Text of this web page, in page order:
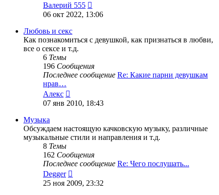
Валерий 555
к
06 окт 2022, 13:06
Любовь и секс
Как познакомиться с девушкой, как признаться в любви,
все о сексе и т.д.
6 Темы
196 Сообщения
Последнее сообщение Re: Какие парни девушкам
нрав…
Алекс
к
07 янв 2010, 18:43
Музыка
Обсуждаем настоящую качковскую музыку, различные
музыкальные стили и направления и т.д.
8 Темы
162 Сообщения
Последнее сообщение Re: Чего послушать...
Degger
к
25 ноя 2009, 23:32